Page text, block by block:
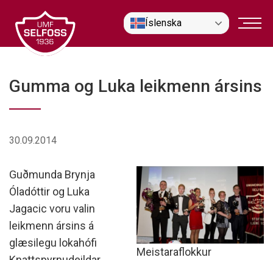
efni
Íslenska
Gumma og Luka leikmenn ársins
30.09.2014
Meistaraflokkur
Guðmunda Brynja
Óladóttir og Luka
Jagacic voru valin
leikmenn ársins á
glæsilegu lokahófi